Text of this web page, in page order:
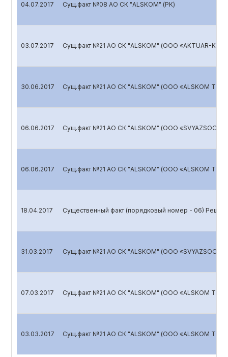
04.07.2017 Сущ.факт №08 АО СК "ALSKOM" (РК)
03.07.2017 Сущ.факт №21 АО СК "ALSKOM" (ООО «AKTUAR-
30.06.2017 Сущ.факт №21 АО СК "ALSKOM" (ООО «ALSKOM
06.06.2017 Сущ.факт №21 АО СК "ALSKOM" (ООО
06.06.2017 Сущ.факт №21 АО СК "ALSKOM" (ООО «ALSKOM
18.04.2017 Существенный факт (порядковый номер - 06)
31.03.2017 Сущ.факт №21 АО СК "ALSKOM" (ООО
07.03.2017 Сущ.факт №21 АО СК "ALSKOM" (ООО «ALSKOM
03.03.2017 Сущ.факт №21 АО СК "ALSKOM" (ООО «ALSKOM